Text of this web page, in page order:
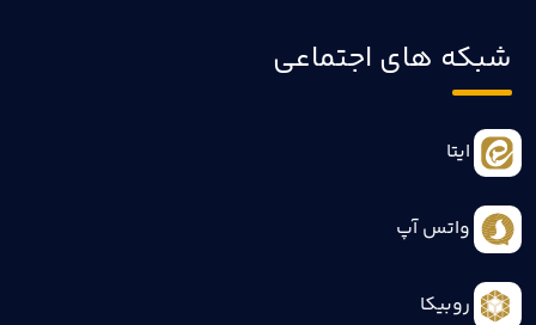
شبکه های اجتماعی
ایتا
واتس آپ
روبیکا